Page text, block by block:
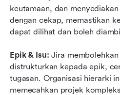
keutamaan, dan
dengan cekap, memastikan
dapat dilihat dan boleh
Epik & Isu: Jira
distrukturkan kepada epik,
tugasan. Organisasi hierarki
memecahkan projek